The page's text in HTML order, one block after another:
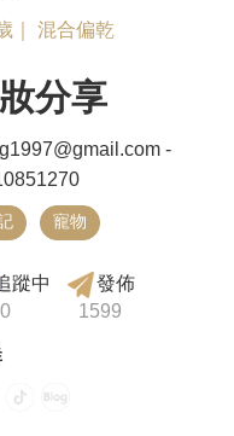
混合偏乾
分享
-
寵物
蹤中
0
發佈
1599